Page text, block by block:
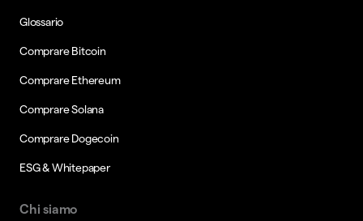
Glossario
Comprare Bitcoin
Comprare Ethereum
Comprare Solana
Comprare Dogecoin
ESG & Whitepaper
Chi siamo